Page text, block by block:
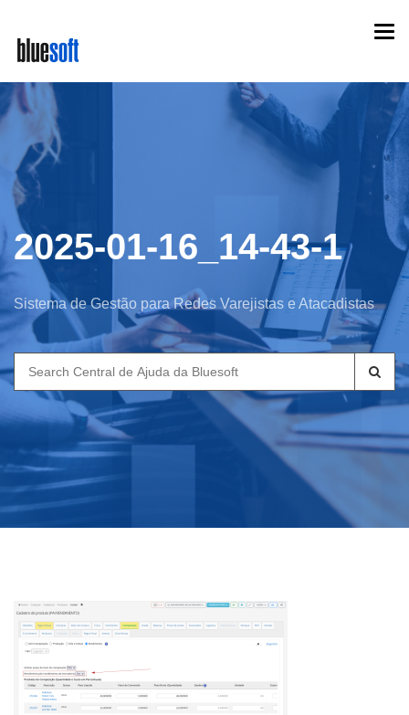
main
content
2025-01-16_14-43-1
Sistema de Gestão para Redes Varejistas e Atacadistas
Search
for: